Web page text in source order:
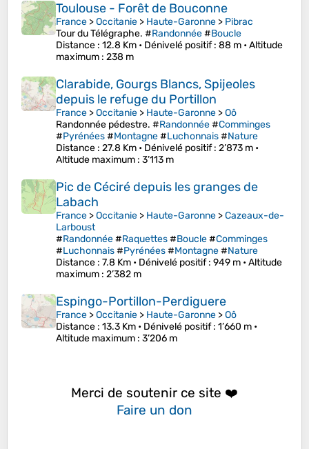
Toulouse - Forêt de Bouconne
France >Occitanie > Haute-Garonne > Pibrac
Tour du Télégraphe. #Randonnée#Boucle
Distance : 12.8 Km • Dénivelé positif: 88 m •Altitude
maximum : 238 m
Clarabide, Gourgs Blancs, Spijeoles
depuis le refuge du Portillon
France >Occitanie > Haute-Garonne >Oô
Randonnée pédestre. #Randonnée#Comminges
#Pyrénées#Montagne#Luchonnais#Nature
Distance : 27.8 Km • Dénivelé positif: 2’873 m •
Altitude maximum : 3’113 m
Pic de Céciré depuis les granges de
Labach
France >Occitanie > Haute-Garonne >Cazeaux-de-
Larboust
#Randonnée#Raquettes#Boucle#Comminges
#Luchonnais#Pyrénées#Montagne#Nature
Distance : 7.8 Km • Dénivelé positif: 949 m •Altitude
maximum : 2’382 m
Espingo-Portillon-Perdiguere
France >Occitanie > Haute-Garonne >Oô
Distance : 13.3 Km • Dénivelé positif: 1’660 m •
Altitude maximum : 3’206 m
Merci de soutenir ce site ❤️
Faire un don